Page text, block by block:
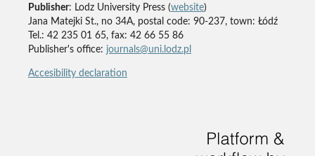
Publisher: Lodz University Press (website)
Jana Matejki St., no 34A, postal code: 90-237, town: Łódź
Tel.: 42 235 01 65, fax: 42 66 55 86
Publisher's office: journals@uni.lodz.pl
Accesibility declaration